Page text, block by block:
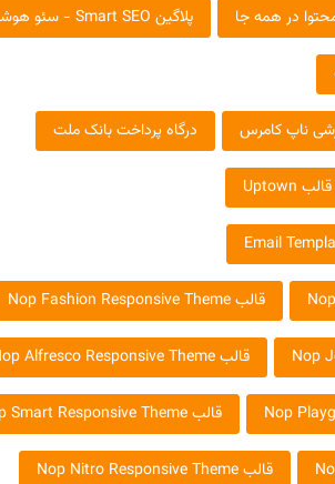
پلاگین Smart SEO - سئو هوشمند
ناپ کامرس درگاه پرداخت بانک ملت
قالب Uptown
قالب Nop Fashion Responsive Theme
قالب Nop Alfresco Responsive Theme
قالب Nop Smart Responsive Theme
قالب Nop Nitro Responsive Theme